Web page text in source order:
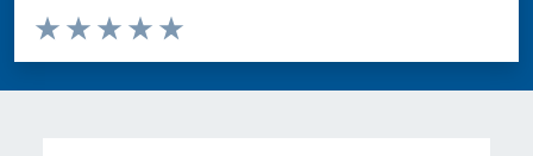
Valuta da 1 a 5 stelle la pagina
Valuta 5 stelle su 5
Valuta 4 stelle su 5
Valuta 3 stelle su 5
Valuta 2 stelle su 5
Valuta 1 stelle su 5